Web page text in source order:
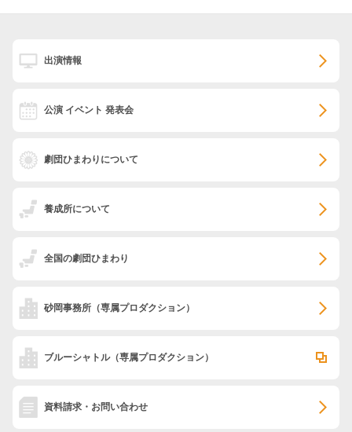
出演情報
公演 イベント 発表会
劇団ひまわりについて
養成所について
全国の劇団ひまわり
砂岡事務所 （専属プロダクション）
ブルーシャトル（専属プロダクション）
資料請求・お問い合わせ